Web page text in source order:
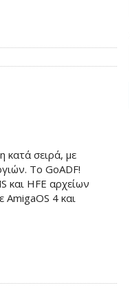
κατά σειρά, με
Το GoADF!
και HFE αρχείων
AmigaOS 4 και